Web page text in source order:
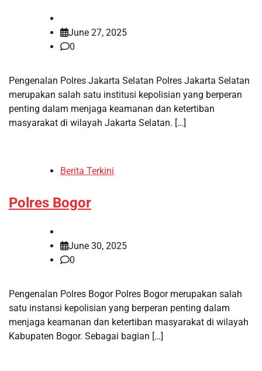
June 27, 2025
0
Pengenalan Polres Jakarta Selatan Polres Jakarta Selatan
merupakan salah satu institusi kepolisian yang berperan
penting dalam menjaga keamanan dan ketertiban
masyarakat di wilayah Jakarta Selatan. […]
Berita Terkini
Polres Bogor
June 30, 2025
0
Pengenalan Polres Bogor Polres Bogor merupakan salah
satu instansi kepolisian yang berperan penting dalam
menjaga keamanan dan ketertiban masyarakat di wilayah
Kabupaten Bogor. Sebagai bagian […]